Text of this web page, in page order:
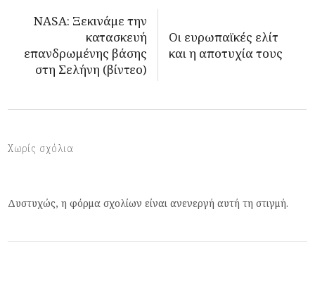
NASA: Ξεκινάμε την
κατασκευή
επανδρωμένης βάσης
στη Σελήνη (βίντεο)
Οι ευρωπαϊκές ελίτ
και η αποτυχία τους
Χωρίς σχόλια
Δυστυχώς, η φόρμα σχολίων είναι ανενεργή αυτή τη στιγμή.